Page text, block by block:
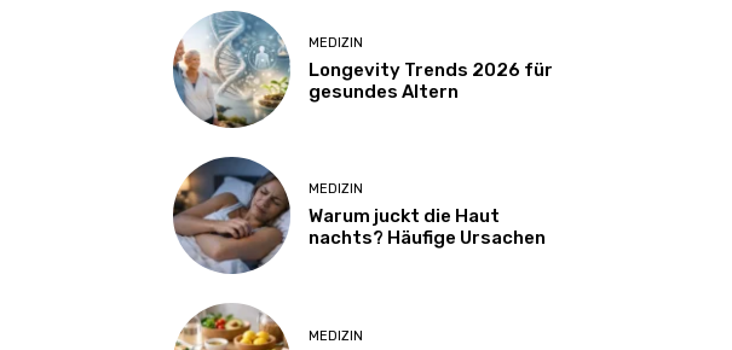
MEDIZIN
Longevity Trends 2026 für
gesundes Altern
MEDIZIN
Warum juckt die Haut
nachts? Häufige Ursachen
MEDIZIN